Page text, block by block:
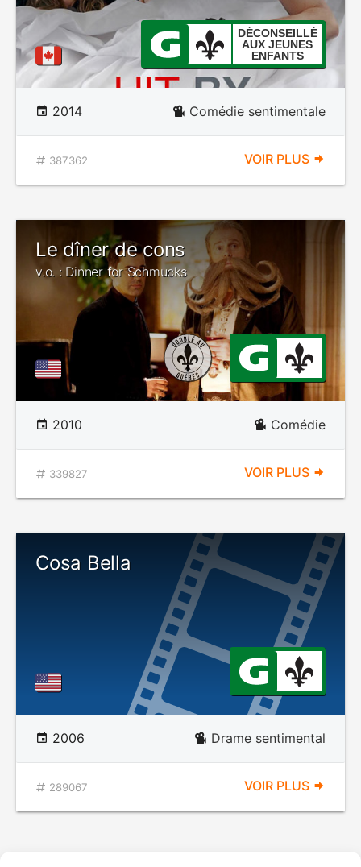
DÉCONSEILLÉ
AUX JEUNES
ENFANTS
2014 Comédie sentimentale
387362 VOIR PLUS
Le dîner de cons
v.o. : Dinner for Schmucks
2010 Comédie
339827 VOIR PLUS
Cosa Bella
2006 Drame sentimental
289067 VOIR PLUS